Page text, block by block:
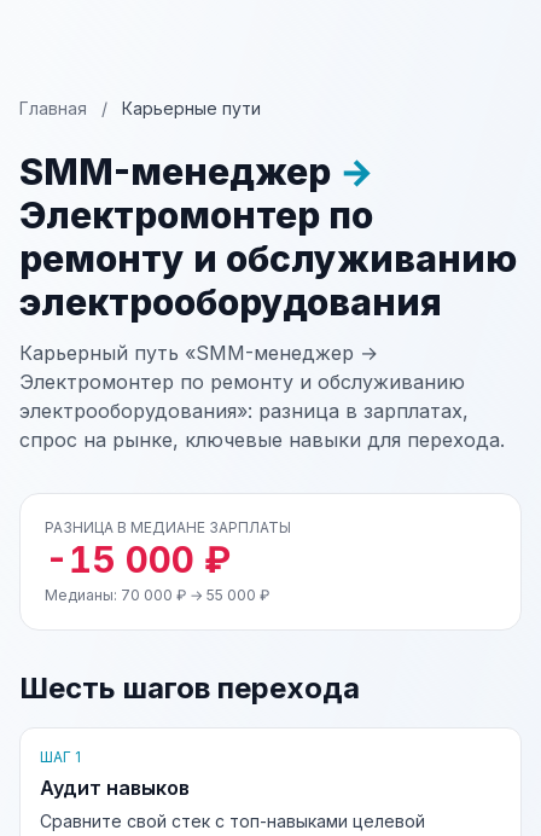
Главная / Карьерные пути
SMM-менеджер →
Электромонтер по
ремонту и обслуживанию
электрооборудования
Карьерный путь «SMM-менеджер →
Электромонтер по ремонту и обслуживанию
электрооборудования»: разница в зарплатах,
спрос на рынке, ключевые навыки для перехода.
РАЗНИЦА В МЕДИАНЕ ЗАРПЛАТЫ
-15 000 ₽
Медианы: 70 000 ₽ → 55 000 ₽
Шесть шагов перехода
ШАГ 1
Аудит навыков
Сравните свой стек с топ-навыками целевой